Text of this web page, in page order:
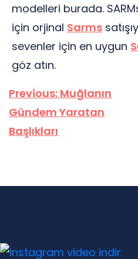
modelleri burada.
için orjinal Sarms
sevenler için en uygun
göz atın.
Yazı
gezinmesi
Previous: Muğlanın
Gündem Yaratan
Başlıkları